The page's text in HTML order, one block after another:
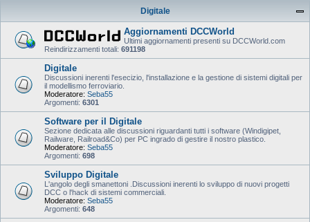
Digitale
Aggiornamenti DCCWorld
Ultimi aggiornamenti presenti su DCCWorld.com
Reindirizzamenti totali: 691198
Digitale
Discussioni inerenti l'esecizio, l'installazione e la gestione di sistemi digitali per
il modellismo ferroviario.
Moderatore: Seba55
Argomenti: 6301
Software per il Digitale
Sezione dedicata alle discussioni riguardanti tutti i software (Windigipet,
Railware, Railroad&Co) per PC ingrado di gestire il nostro plastico.
Moderatore: Seba55
Argomenti: 698
Sviluppo Digitale
L'angolo degli smanettoni .Discussioni inerenti lo sviluppo di nuovi progetti
DCC o l'hack di sistemi commerciali.
Moderatore: Seba55
Argomenti: 648